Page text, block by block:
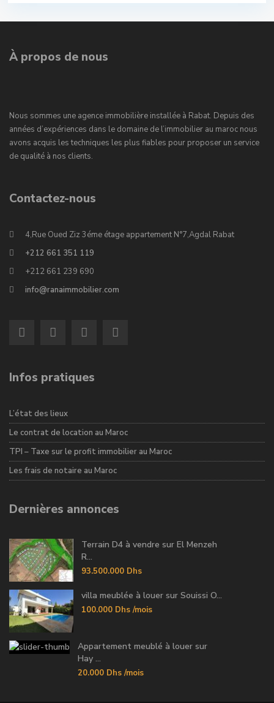
À propos de nous
Nous sommes une agence immobilière installée à Rabat. Depuis des
années d’expériences dans le domaine de l’immobilier au maroc nous
avons acquis les techniques les plus fiables pour proposer un service
de qualité à nos clients.
Contactez-nous
4,Rue Oued Ziz 3éme étage appartement N°7,Agdal Rabat
+212 661 351 119
+212 661 239 690
info@ranaimmobilier.com
Infos pratiques
L’état des lieux
Le contrat de location au Maroc
TPI – Taxe sur le profit immobilier au Maroc
Les frais de notaire au Maroc
Dernières annonces
Terrain D4 à vendre sur El Menzeh
R...
93.500.000 Dhs
villa meublée à louer sur Souissi O...
100.000 Dhs /mois
Appartement meublé à louer sur
Hay ...
20.000 Dhs /mois